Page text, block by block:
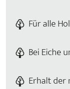
Für alle
Bei Eiche
Erhalt der